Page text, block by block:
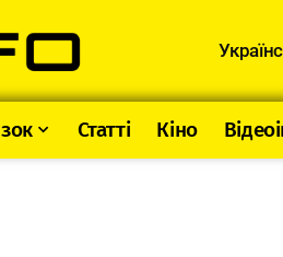
Статті Кіно